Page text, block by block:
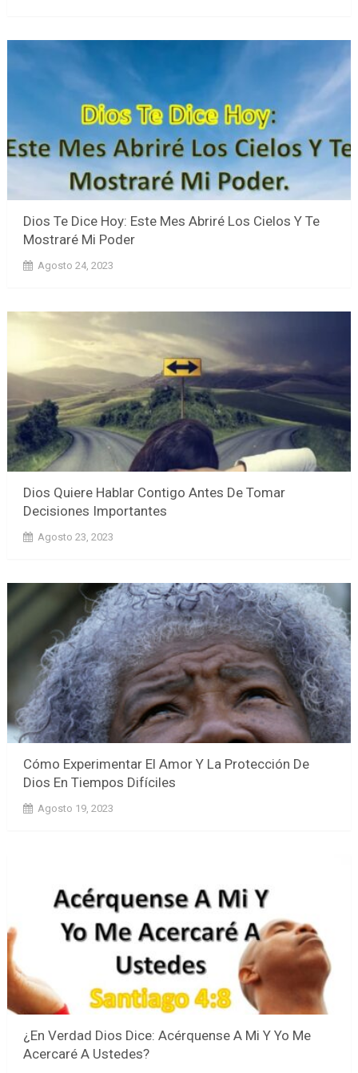
Dios Te Dice Hoy: Este Mes Abriré Los Cielos Y Te
Mostraré Mi Poder
Agosto 24, 2023
Dios Quiere Hablar Contigo Antes De Tomar
Decisiones Importantes
Agosto 23, 2023
Cómo Experimentar El Amor Y La Protección De
Dios En Tiempos Difíciles
Agosto 19, 2023
¿En Verdad Dios Dice: Acérquense A Mi Y Yo Me
Acercaré A Ustedes?